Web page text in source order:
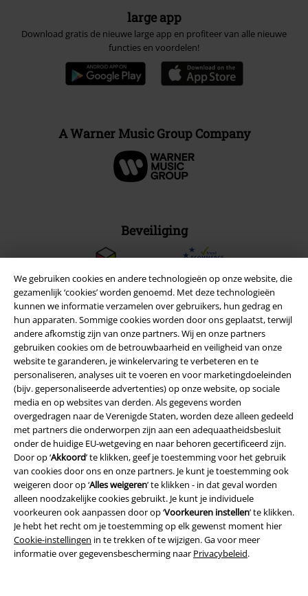
We gebruiken cookies en andere technologieën op onze website, die
gezamenlijk ‘cookies’ worden genoemd. Met deze technologieën
kunnen we informatie verzamelen over gebruikers, hun gedrag en
hun apparaten. Sommige cookies worden door ons geplaatst, terwijl
andere afkomstig zijn van onze partners. Wij en onze partners
gebruiken cookies om de betrouwbaarheid en veiligheid van onze
website te garanderen, je winkelervaring te verbeteren en te
personaliseren, analyses uit te voeren en voor marketingdoeleinden
(bijv. gepersonaliseerde advertenties) op onze website, op sociale
media en op websites van derden. Als gegevens worden
overgedragen naar de Verenigde Staten, worden deze alleen gedeeld
met partners die onderworpen zijn aan een adequaatheidsbesluit
onder de huidige EU-wetgeving en naar behoren gecertificeerd zijn.
Door op ‘Akkoord’ te klikken, geef je toestemming voor het gebruik
van cookies door ons en onze partners. Je kunt je toestemming ook
weigeren door op ‘Alles weigeren’ te klikken - in dat geval worden
alleen noodzakelijke cookies gebruikt. Je kunt je individuele
voorkeuren ook aanpassen door op ‘Voorkeuren instellen’ te klikken.
Je hebt het recht om je toestemming op elk gewenst moment hier
Cookie-instellingen in te trekken of te wijzigen. Ga voor meer
informatie over gegevensbescherming naar Privacybeleid.
large app
Download gratis de nieuwe large app en profiteer van alle nieuwe
functies en voordelen!
A Warner Music Group Company
Beveiliging
Legal
Algemene Voorwaarden
Bedrijfsgegevens
Privacyverklaring
Verklaring van conformiteit